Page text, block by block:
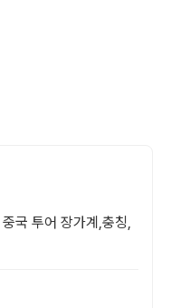
국 투어 장가계,충칭,